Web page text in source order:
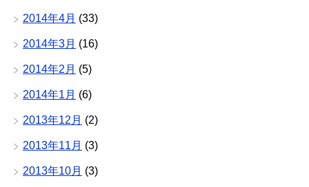
2014年4月 (33)
2014年3月 (16)
2014年2月 (5)
2014年1月 (6)
2013年12月 (2)
2013年11月 (3)
2013年10月 (3)